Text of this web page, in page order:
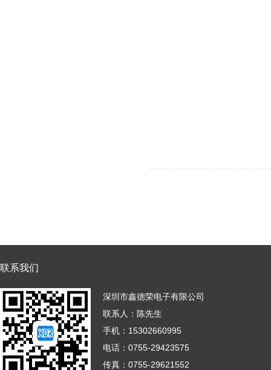
联系我们
深圳市鑫德荣电子有限公司
联系人：陈先生
手机：15302660995
电话：0755-29423575
传真：0755-29621552